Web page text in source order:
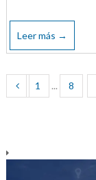
Leer más →
1 ... 8